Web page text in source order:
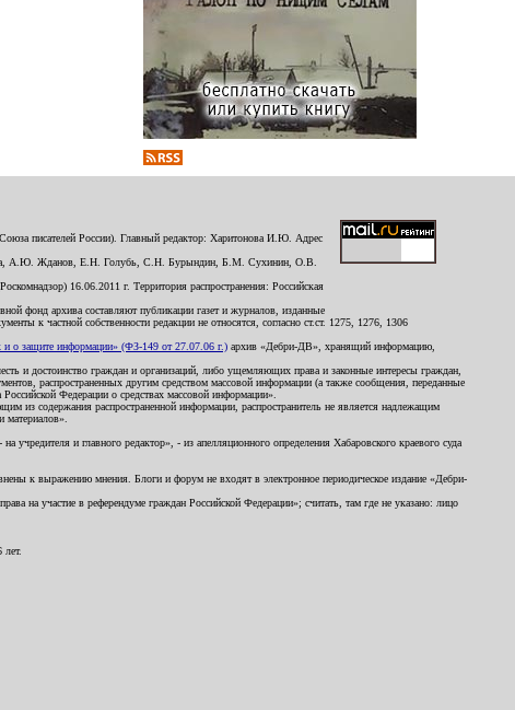
писателей России). Главный редактор: Харитонова И.Ю. Адрес
А.Ю. Жданов, Е.Н. Голубь, С.Н. Бурындин, Б.М. Сухинин, О.В.
16.06.2011 г. Территория распространения: Российская
фонд архива составляют публикации газет и журналов, изданные
к частной собственности редакции не относятся, согласно ст.ст. 1275, 1276, 1306
о защите информации» (ФЗ-149 от 27.07.06 г.) архив «Дебри-ДВ», хранящий информацию,
и достоинство граждан и организаций, либо ущемляющих права и законные интересы граждан,
распространенных другим средством массовой информации (а также сообщения, переданные
Федерации о средствах массовой информации».
содержания распространенной информации, распространитель не является надлежащим
материалов».
и главного редактор», - из апелляционного определения Хабаровского краевого суда
к выражению мнения. Блоги и форум не входят в электронное периодическое издание «Дебри-
на участие в референдуме граждан Российской Федерации»; считать, там где не указано: лицо